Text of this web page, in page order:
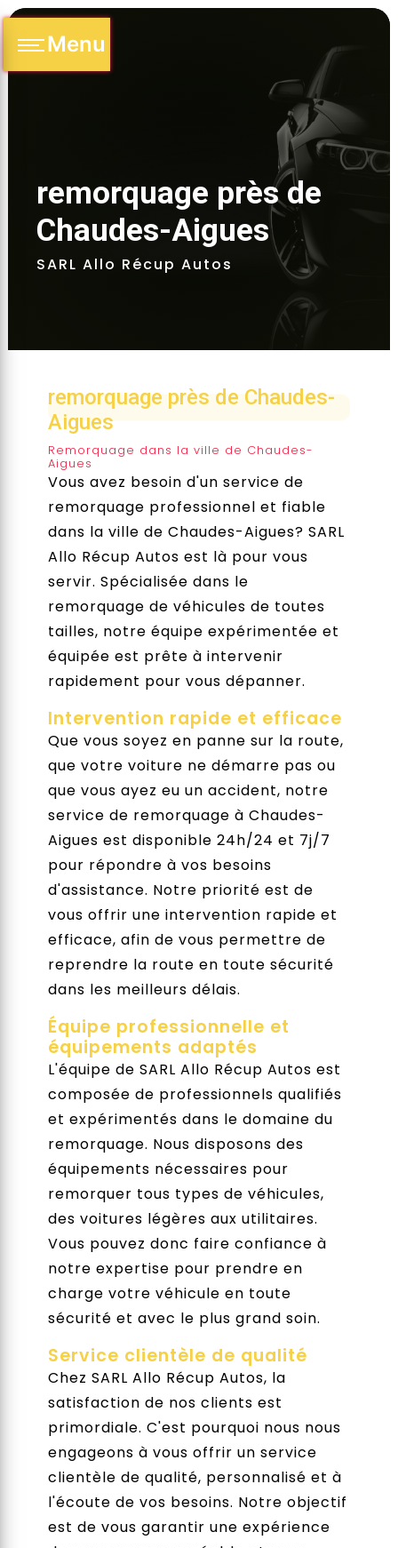
Menu
remorquage près de
Chaudes-Aigues
SARL Allo Récup Autos
remorquage près de Chaudes-
Aigues
Remorquage dans la ville de Chaudes-
Aigues
Vous avez besoin d'un service de
remorquage professionnel et fiable
dans la ville de Chaudes-Aigues? SARL
Allo Récup Autos est là pour vous
servir. Spécialisée dans le
remorquage de véhicules de toutes
tailles, notre équipe expérimentée et
équipée est prête à intervenir
rapidement pour vous dépanner.
Intervention rapide et efficace
Que vous soyez en panne sur la route,
que votre voiture ne démarre pas ou
que vous ayez eu un accident, notre
service de remorquage à Chaudes-
Aigues est disponible 24h/24 et 7j/7
pour répondre à vos besoins
d'assistance. Notre priorité est de
vous offrir une intervention rapide et
efficace, afin de vous permettre de
reprendre la route en toute sécurité
dans les meilleurs délais.
Équipe professionnelle et
équipements adaptés
L'équipe de SARL Allo Récup Autos est
composée de professionnels qualifiés
et expérimentés dans le domaine du
remorquage. Nous disposons des
équipements nécessaires pour
remorquer tous types de véhicules,
des voitures légères aux utilitaires.
Vous pouvez donc faire confiance à
notre expertise pour prendre en
charge votre véhicule en toute
sécurité et avec le plus grand soin.
Service clientèle de qualité
Chez SARL Allo Récup Autos, la
satisfaction de nos clients est
primordiale. C'est pourquoi nous nous
engageons à vous offrir un service
clientèle de qualité, personnalisé et à
l'écoute de vos besoins. Notre objectif
est de vous garantir une expérience
Panneau de gestion des cookies